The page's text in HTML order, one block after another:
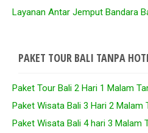
Layanan Antar Jemput Bandara
PAKET TOUR BALI TANPA
Paket Tour Bali 2 Hari 1 Malam
Paket Wisata Bali 3 Hari 2 Malam
Paket Wisata Bali 4 hari 3 Malam